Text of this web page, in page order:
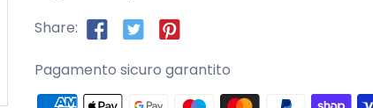
Share:
Pagamento sicuro garantito